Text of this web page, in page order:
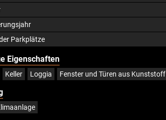
Parkplätze
Eigenschaften
Keller Loggia Fenster und Türen aus Kunststoff